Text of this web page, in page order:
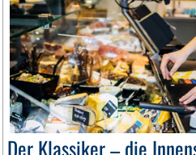
Der Klassiker – die